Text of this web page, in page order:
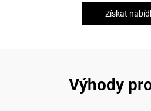
Získat
Výhody